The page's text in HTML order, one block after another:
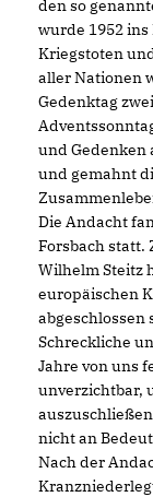
den so
wurde 1952
Kriegstoten
aller Nationen
Gedenktag
und Gedenken
und gemahnt
Die Andacht
Forsbach statt.
Wilhelm Steitz
europäischen
abgeschlossen
Schreckliche
Jahre von uns
unverzichtbar,
nicht an
Nach der